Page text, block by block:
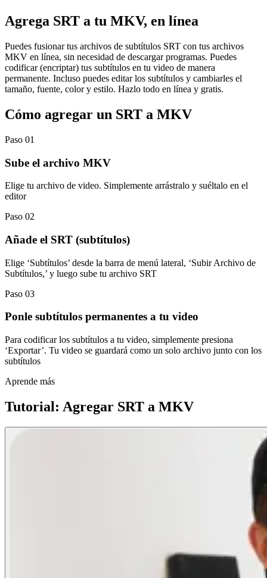
Agrega SRT a tu MKV, en línea
Puedes fusionar tus archivos de subtítulos SRT con tus archivos
MKV en línea, sin necesidad de descargar programas. Puedes
codificar (encriptar) tus subtítulos en tu video de manera
permanente. Incluso puedes editar los subtítulos y cambiarles el
tamaño, fuente, color y estilo. Hazlo todo en línea y gratis.
Cómo agregar un SRT a MKV
Paso 01
Sube el archivo MKV
Elige tu archivo de video. Simplemente arrástralo y suéltalo en el
editor
Paso 02
Añade el SRT (subtítulos)
Elige ‘Subtítulos’ desde la barra de menú lateral, ‘Subir Archivo de
Subtítulos,’ y luego sube tu archivo SRT
Paso 03
Ponle subtítulos permanentes a tu video
Para codificar los subtítulos a tu video, simplemente presiona
‘Exportar’. Tu video se guardará como un solo archivo junto con los
subtítulos
Aprende más
Tutorial: Agregar SRT a MKV